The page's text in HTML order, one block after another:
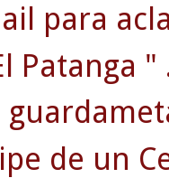
para
Patanga "
de un